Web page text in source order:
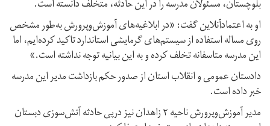
بلوچستان، مسئولان مدرسه را در این حادثه، متخلف دانسته است.
او به اعتمادآنلاین گفت: «در ابلاغیه‌های آموزش‌و‌پرورش به‌طور مشخص
روی مساله استفاده از سیستم‌های گرمایشی استاندارد تاکید کرده‌ایم، اما
این مدرسه متاسفانه تخلف کرده و به این بیانیه توجه نداشته است.»
دادستان عمومی و انقلاب استان از صدور حکم بازداشت مدیر این مدرسه
خبر داده است.
مدیر آموزش‌و‌پرورش ناحیه ۲ زاهدان نیز درپی حادثه آتش‌سوزی دبستان